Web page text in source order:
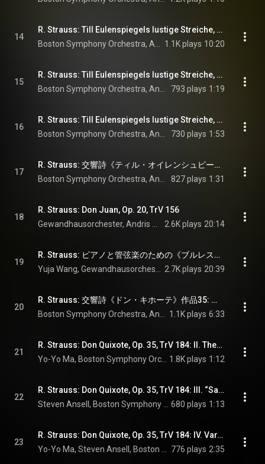
14
R. Strauss: Till Eulenspiegels lustige Streiche, Op. 28, TrV 171: II. Tills Streiche
1.1K plays 10:20
15
R. Strauss: Till Eulenspiegels lustige Streiche, Op. 28, TrV 171: III. Das Gericht
793 plays 1:19
16
R. Strauss: Till Eulenspiegels lustige Streiche, Op. 28, TrV 171: IV. Urteil und Hinrichtung
730 plays 1:53
17
R. Strauss: 交響詩《ティル・オイレンシュピーゲルの愉快ないたずら》作品28: エピローグ - R. Strauss: Till Eulenspiegels lustige Streiche, Op. 28, TrV 171: V. Epilog
827 plays 1:31
18
R. Strauss: Don Juan, Op. 20, TrV 156
2.6K plays 20:14
19
R. Strauss: ピアノと管弦楽のための《ブルレスケ》 ニ短調 - R. Strauss: Burleske, TrV 145
2.7K plays 20:39
20
R. Strauss: 交響詩《ドン・キホーテ》作品35: 序奏 - R. Strauss: Don Quixote, Op. 35, TrV 184: I. Introduktion. Mäßiges Zeitmaß
1.1K plays 6:33
21
R. Strauss: Don Quixote, Op. 35, TrV 184: II. Thema. Mäßig. “Don Quixote, der Ritter von der trauigen Gestalt”
1.8K plays 1:12
22
R. Strauss: Don Quixote, Op. 35, TrV 184: III. “Sancho Panza”. Maggiore
680 plays 1:13
23
R. Strauss: Don Quixote, Op. 35, TrV 184: IV. Var. 1. Gemächlich
776 plays 2:35